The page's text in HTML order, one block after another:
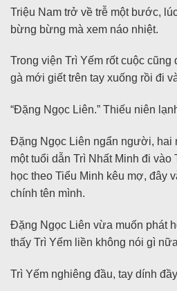
Triệu Nam trở về trễ một bước,
bừng bừng mà xem náo nhiệt.
Trong viện Trì Yếm rốt cuộc cũng
gà mới giết trên tay xuống rồi đi
“Đặng Ngọc Liên.” Thiếu niên
Đặng Ngọc Liên ngẩn người, hai
một tuổi dẫn Trì Nhất Minh đi vào
học theo Tiểu Minh kêu mợ, đây
chính tên mình.
Đặng Ngọc Liên vừa muốn phát
thấy Trì Yếm liền không nói gì
Trì Yếm nghiêng đầu, tay dính